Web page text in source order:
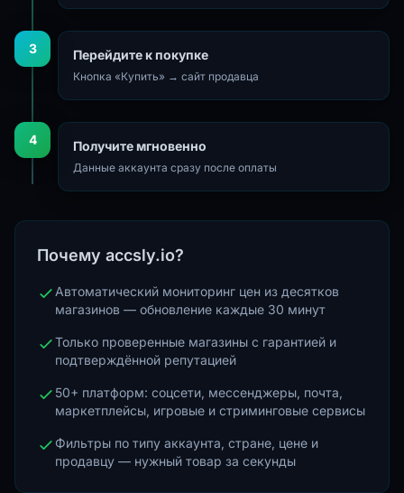
3 Перейдите к покупке
Кнопка «Купить» → сайт продавца
4 Получите мгновенно
Данные аккаунта сразу после оплаты
Почему accsly.io?
Автоматический мониторинг цен из десятков
магазинов — обновление каждые 30 минут
Только проверенные магазины с гарантией и
подтверждённой репутацией
50+ платформ: соцсети, мессенджеры, почта,
маркетплейсы, игровые и стриминговые сервисы
Фильтры по типу аккаунта, стране, цене и
продавцу — нужный товар за секунды